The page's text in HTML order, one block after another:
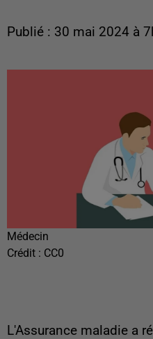
Publié : 30 mai 2024 à
Médecin
Crédit : CC0
L'Assurance maladie a